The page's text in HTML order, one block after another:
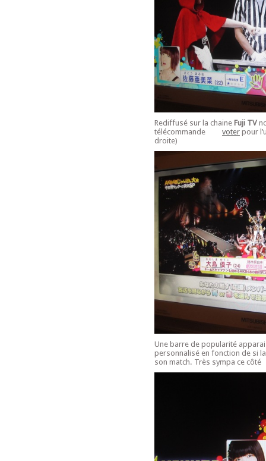
Rediffusé sur la chaine Fuji TV
télécommande
voter pour
droite)
Une barre de popularité
personnalisé en fonction de si
son match. Très sympa ce côté